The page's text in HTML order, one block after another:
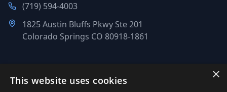
(719) 594-4003
1825 Austin Bluffs Pkwy Ste 201
Colorado Springs CO 80918-1861
×
This website uses cookies